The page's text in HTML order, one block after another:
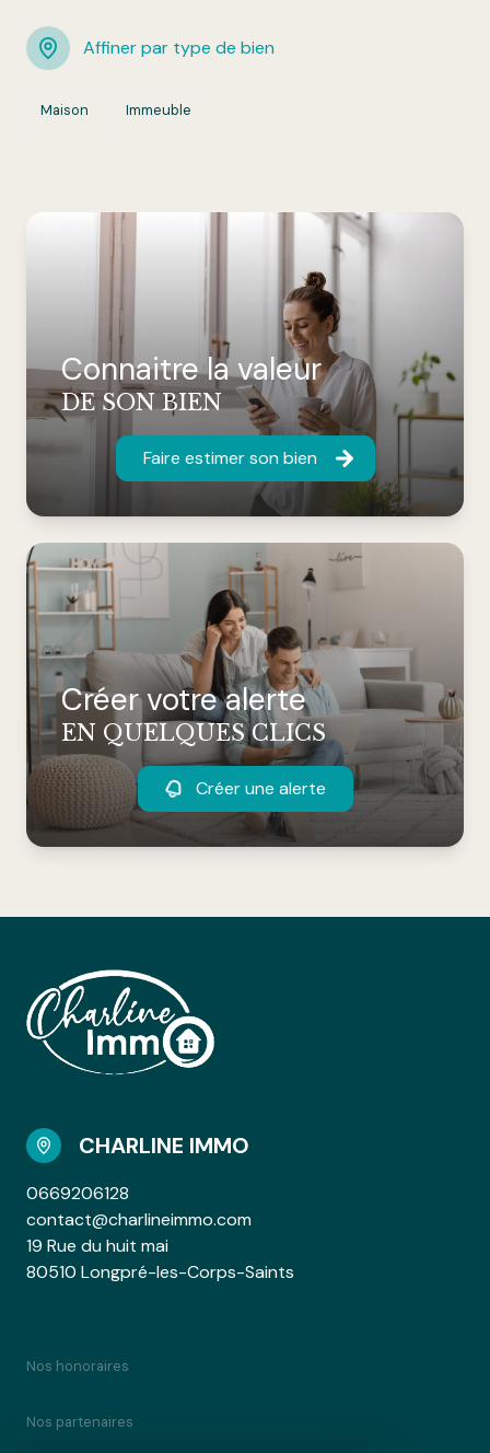
Affiner par type de bien
Maison Immeuble
Connaitre la valeur
DE SON BIEN
Faire estimer son bien
Créer votre alerte
EN QUELQUES CLICS
Créer une alerte
CHARLINE IMMO
0669206128
contact@charlineimmo.com
19 Rue du huit mai
80510 Longpré-les-Corps-Saints
Nos honoraires
Nos partenaires